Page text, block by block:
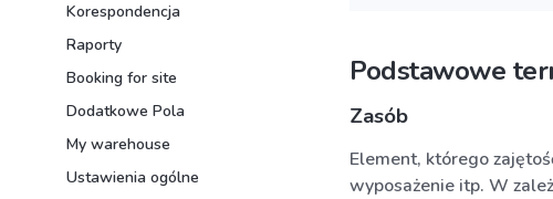
Korespondencja
Raporty
Booking for site
Dodatkowe Pola
My warehouse
Ustawienia ogólne
Podstawowe
Zasób
Element, którego
wyposażenie itp. W